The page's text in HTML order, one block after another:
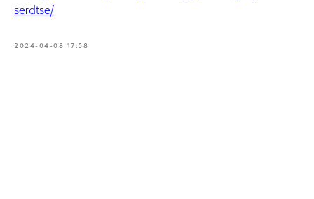
serdtse/
2024-04-08 17:58